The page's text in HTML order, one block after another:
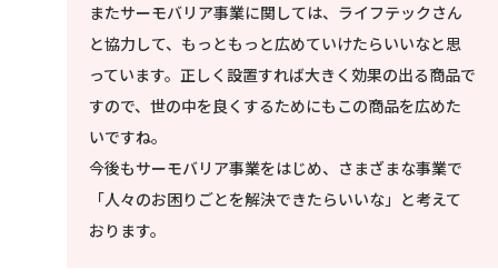
またサーモバリア事業に関しては、ライフテックさん
と協力して、もっともっと広めていけたらいいなと思
っています。正しく設置すれば大きく効果の出る商品で
すので、世の中を良くするためにもこの商品を広めた
いですね。
今後もサーモバリア事業をはじめ、さまざまな事業で
「人々のお困りごとを解決できたらいいな」と考えて
おります。